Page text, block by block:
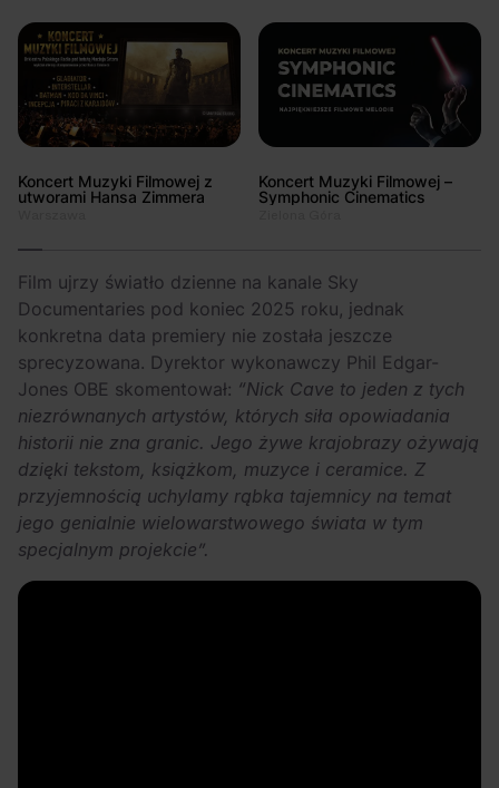
Koncert Muzyki Filmowej z
utworami Hansa Zimmera
Koncert Muzyki Filmowej –
Symphonic Cinematics
Film ujrzy światło dzienne na kanale Sky
Documentaries pod koniec 2025 roku, jednak
konkretna data premiery nie została jeszcze
sprecyzowana. Dyrektor wykonawczy Phil Edgar-
Jones OBE skomentował: “Nick Cave to jeden z tych
niezrównanych artystów, których siła opowiadania
historii nie zna granic. Jego żywe krajobrazy ożywają
dzięki tekstom, książkom, muzyce i ceramice. Z
przyjemnością uchylamy rąbka tajemnicy na temat
jego genialnie wielowarstwowego świata w tym
specjalnym projekcie”.